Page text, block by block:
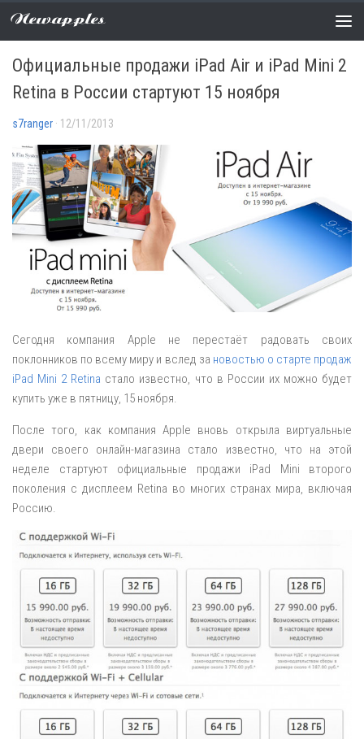
Newapples
НОВОСТИ 0 COMMENTS
Официальные продажи iPad Air и iPad Mini 2
Retina в России стартуют 15 ноября
s7ranger · 12/11/2013
Сегодня компания Apple не перестаёт радовать своих
поклонников по всему миру и вслед за новостью о старте продаж
iPad Mini 2 Retina стало известно, что в России их можно будет
купить уже в пятницу, 15 ноября.
После того, как компания Apple вновь открыла виртуальные
двери своего онлайн-магазина стало известно, что на этой
неделе стартуют официальные продажи iPad Mini второго
поколения с дисплеем Retina во многих странах мира, включая
Россию.